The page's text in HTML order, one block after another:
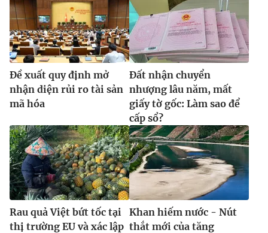
Ðề xuất quy định mở
nhận diện rủi ro tài sản
mã hóa
Đất nhận chuyển
nhượng lâu năm, mất
giấy tờ gốc: Làm sao để
cấp sổ?
Rau quả Việt bứt tốc tại
thị trường EU và xác lập
Khan hiếm nước - Nút
thắt mới của tăng